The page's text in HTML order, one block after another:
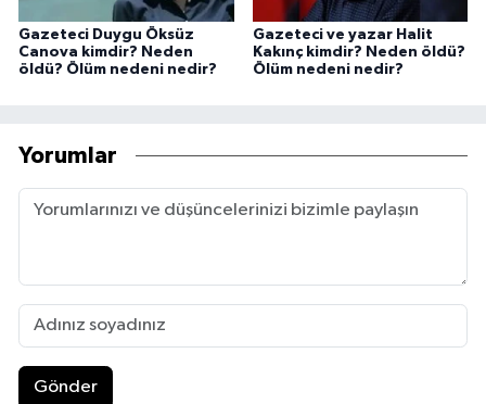
Gazeteci Duygu Öksüz
Canova kimdir? Neden
öldü? Ölüm nedeni nedir?
Gazeteci ve yazar Halit
Kakınç kimdir? Neden öldü?
Ölüm nedeni nedir?
Yorumlar
Gönder